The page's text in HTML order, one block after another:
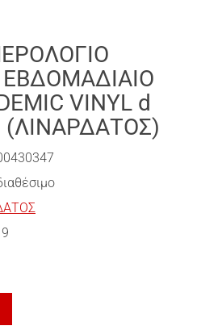
VINYL d
(ΛΙΝΑΡΔΑΤΟΣ)